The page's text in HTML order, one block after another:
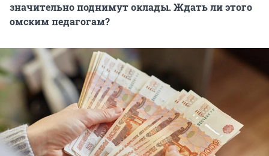
значительно поднимут оклады. Ждать ли этого
омским педагогам?